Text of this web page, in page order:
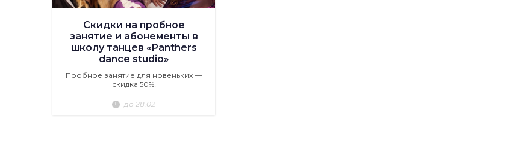
Скидки на пробное
занятие и абонементы в
школу танцев «Panthers
dance studio»
Пробное занятие для новеньких —
скидка 50%!
до 28.02